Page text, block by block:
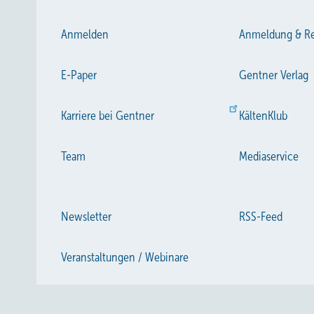
Anmelden Anmeldung &
E-Paper Gentner Verlag
Karriere bei Gentner KältenKlub
Team Mediaservice
Newsletter RSS-Feed
Veranstaltungen / Webinare